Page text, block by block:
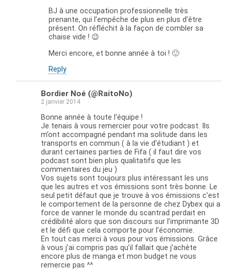
BJ à une occupation professionnelle très
prenante, qui l’empêche de plus en plus d’être
présent. On réfléchit à la façon de combler sa
chaise vide ! 😉
Merci encore, et bonne année à toi ! 🙂
Reply
Bordier Noé (@RaitoNo)
2 janvier 2014
Bonne année à toute l’équipe !
Je tenais à vous remercier pour votre podcast. Ils
m’ont accompagné pendant ma solitude dans les
transports en commun ( à la vie d’étudiant ) et
durant certaines parties de Fifa ( il faut dire vos
podcast sont bien plus qualitatifs que les
commentaires du jeu )
Vos sujets sont toujours plus intéressant les uns
que les autres et vos émissions sont très bonne. Le
seul petit défaut que je trouve à vos émissions c’est
le comportement de la personne de chez Dybex qui a
force de vanner le monde du scantrad perdait en
crédibilité alors que son discours sur l’imprimante 3D
et le défi que cela comporte pour l’économie.
En tout cas merci à vous pour vos émissions. Grâce
à vous j’ai compris pas qu’il fallait que j’achète
encore plus de manga et mon budget ne vous
remercie pas ^^